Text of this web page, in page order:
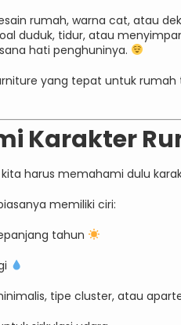
rumah, warna cat, atau
duduk, tidur, atau
hati penghuninya.
yang tepat untuk
Karakter
harus memahami dulu
memiliki ciri:
tahun
tipe cluster, atau